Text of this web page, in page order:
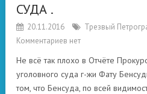
СУДА .
20.11.2016
Трезвый
Комментариев нет
Не всё так плохо в Отчёте
уголовного суда г-жи Фату
том, что Бенсуда, по всей